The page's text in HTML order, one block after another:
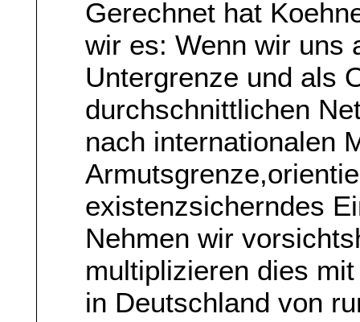
Gerechnet hat
wir es: Wenn wir uns
Untergrenze und als
durchschnittlichen
nach internationalen
existenzsicherndes
Nehmen wir
multiplizieren dies
in Deutschland von